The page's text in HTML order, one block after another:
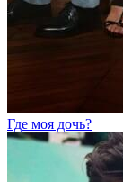
Где моя дочь?